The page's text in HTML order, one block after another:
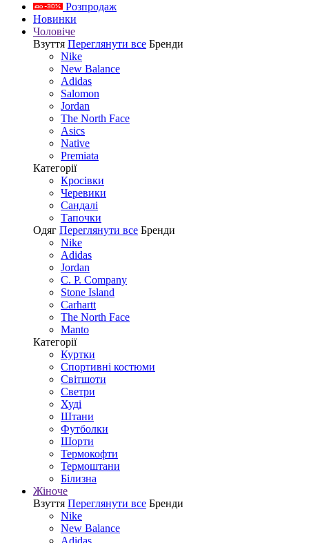
Розпродаж
Новинки
Чоловіче
Взуття Переглянути все Бренди
Nike
New Balance
Adidas
Salomon
Jordan
The North Face
Asics
Native
Premiata
Категорії
Кросівки
Черевики
Сандалі
Tапочки
Одяг Переглянути все Бренди
Nike
Adidas
Jordan
C. P. Company
Stone Island
Carhartt
The North Face
Manto
Категорії
Куртки
Спортивні костюми
Світшоти
Светри
Худі
Штани
Футболки
Шорти
Термокофти
Термоштани
Білизна
Жіноче
Взуття Переглянути все Бренди
Nike
New Balance
Adidas